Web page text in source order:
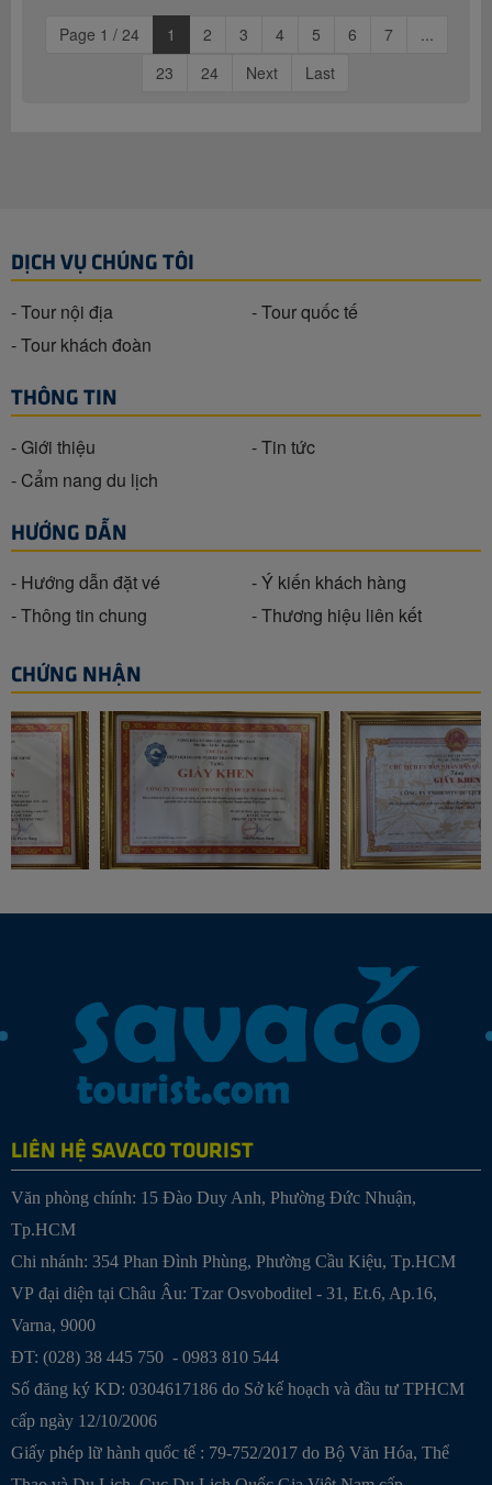
Page 1 / 24 1 2 3 4 5 6 7
...
23
24 Next Last
DỊCH VỤ CHÚNG TÔI
- Tour nội địa
- Tour quốc tế
- Tour khách đoàn
THÔNG TIN
- Giới thiệu
- Tin tức
- Cẩm nang du lịch
HƯỚNG DẪN
- Hướng dẫn đặt vé
- Ý kiến khách hàng
- Thông tin chung
- Thương hiệu liên kết
CHỨNG NHẬN
LIÊN HỆ SAVACO TOURIST
Văn phòng chính: 15 Đào Duy Anh, Phường Đức Nhuận,
Tp.HCM
Chi nhánh: 354 Phan Đình Phùng, Phường Cầu Kiệu, Tp.HCM
VP đại diện tại Châu Âu: Tzar Osvoboditel - 31, Et.6, Ap.16,
Varna, 9000
ĐT: (028) 38 445 750 - 0983 810 544
Số đăng ký KD: 0304617186 do Sở kế hoạch và đầu tư TPHCM
cấp ngày 12/10/2006
Giấy phép lữ hành quốc tế : 79-752/2017 do Bộ Văn Hóa, Thể